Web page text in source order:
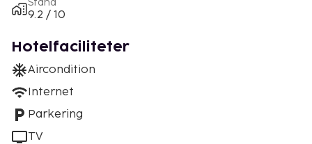
9.2 / 10
Hotelfaciliteter
Aircondition
Internet
Parkering
TV